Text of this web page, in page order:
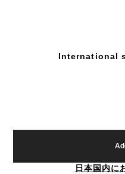
International
日本国内に